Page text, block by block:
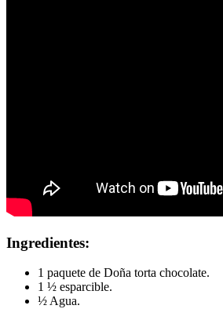
Ingredientes:
1 paquete de Doña torta chocolate.
1 ½ esparcible.
½ Agua.